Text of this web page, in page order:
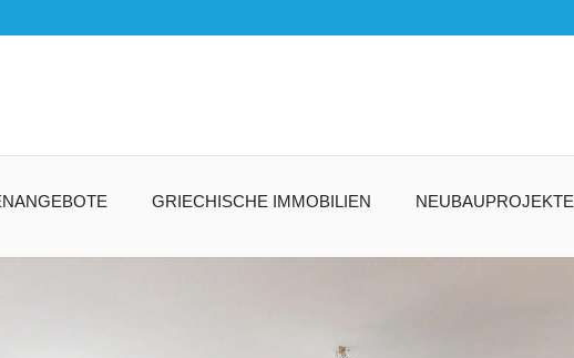
GRIECHISCHE IMMOBILIEN NEUBAUPROJEKTE